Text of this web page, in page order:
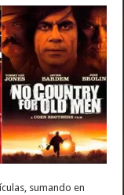
sumando en